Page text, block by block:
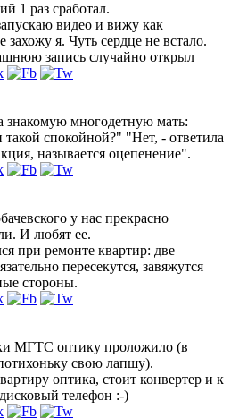
1 раз сработал.
видео и вижу как
захожу я. Чуть сердце не встало.
запись случайно открыл
многодетную мать:
спокойной?" "Нет, - ответила
называется оцепенение".
у нас прекрасно
И любят ее.
при ремонте квартир: две
пересекутся, завяжутся
стороны.
МГТС оптику проложило (в
свою лапшу).
оптика, стоит конвертер и к
телефон :-)